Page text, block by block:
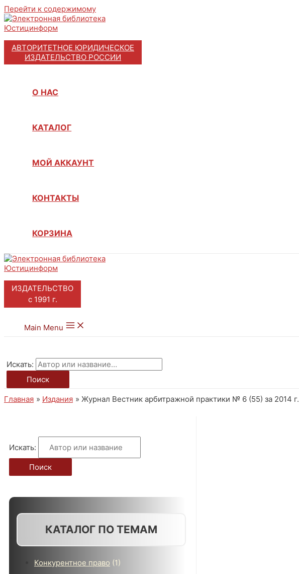
Перейти к содержимому
АВТОРИТЕТНОЕ ЮРИДИЧЕСКОЕ
ИЗДАТЕЛЬСТВО РОССИИ
О НАС
КАТАЛОГ
МОЙ АККАУНТ
КОНТАКТЫ
КОРЗИНА
ИЗДАТЕЛЬСТВО
с 1991 г.
Main Menu
Искать:
Поиск
Главная Издания Журнал Вестник арбитражной практики № 6 (55) за 2014 г.
Искать:
Поиск
КАТАЛОГ ПО ТЕМАМ
Конкурентное право (1)